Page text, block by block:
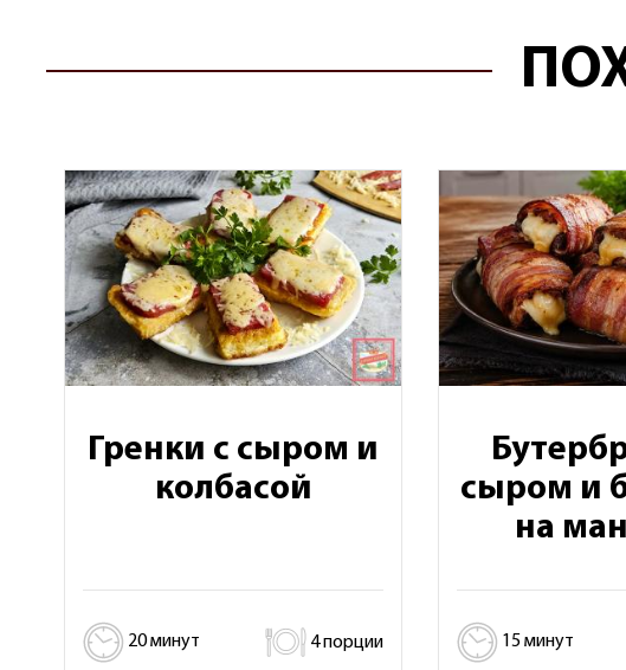
Гренки с сыром и
колбасой
20 минут 4 порции
сыром и
на
15 минут